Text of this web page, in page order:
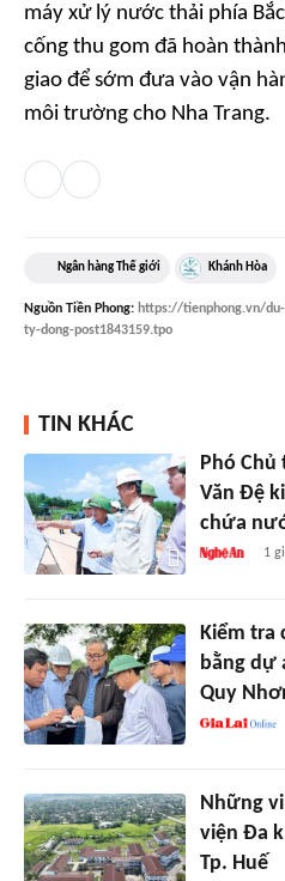
máy xử lý nước thải phía
cống thu gom đã hoàn
giao để sớm đưa vào vận
môi trường cho Nha Trang.
Ngân hàng Thế giới Khánh Hòa
Nguồn Tiền Phong: https://tienphong.vn/
ty-dong-post1843159.tpo
TIN KHÁC
Phó
Văn Đệ
chứa
1
Kiểm tra
bằng dự
Quy
Những
viện Đa
Tp. Huế